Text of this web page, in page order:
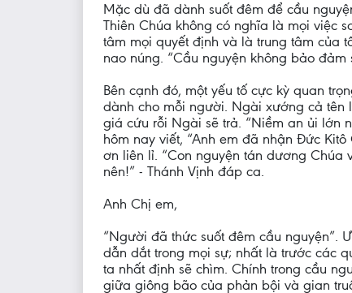
Mặc dù đã dành suốt đêm để cầu
Thiên Chúa không có nghĩa là mọi việc
tâm mọi quyết định và là trung tâm của
nao núng. “Cầu nguyện không bảo
Bên cạnh đó, một yếu tố cực kỳ quan
dành cho mỗi người. Ngài xướng cả tên
giá cứu rỗi Ngài sẽ trả. “Niềm an ủi lớn
hôm nay viết, “Anh em đã nhận Đức
ơn liên lỉ. “Con nguyện tán dương Chúa
nên!” - Thánh Vịnh đáp ca.
Anh Chị em,
“Người đã thức suốt đêm cầu nguyện”.
dẫn dắt trong mọi sự; nhất là trước các
ta nhất định sẽ chìm. Chính trong cầu
giữa giông bão của phản bội và gian